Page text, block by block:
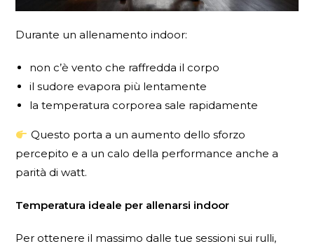
Durante un allenamento indoor:
non c’è vento che raffredda il corpo
il sudore evapora più lentamente
la temperatura corporea sale rapidamente
Questo porta a un aumento dello sforzo
percepito e a un calo della performance anche a
parità di watt.
Temperatura ideale per allenarsi indoor
Per ottenere il massimo dalle tue sessioni sui rulli,